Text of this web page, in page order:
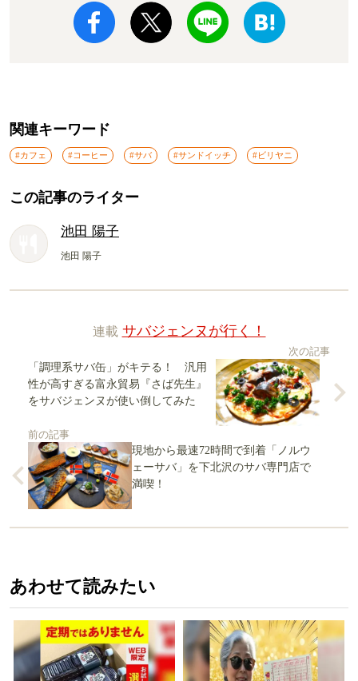
関連キーワード
#カフェ #コーヒー #サバ #サンドイッチ #ビリヤニ
この記事のライター
池田 陽子
池田 陽子
連載 サバジェンヌが行く！
次の記事
「調理系サバ缶」がキテる！ 汎用
性が高すぎる富永貿易『さば先生』
をサバジェンヌが使い倒してみた
前の記事
現地から最速72時間で到着「ノルウ
ェーサバ」を下北沢のサバ専門店で
満喫！
あわせて読みたい